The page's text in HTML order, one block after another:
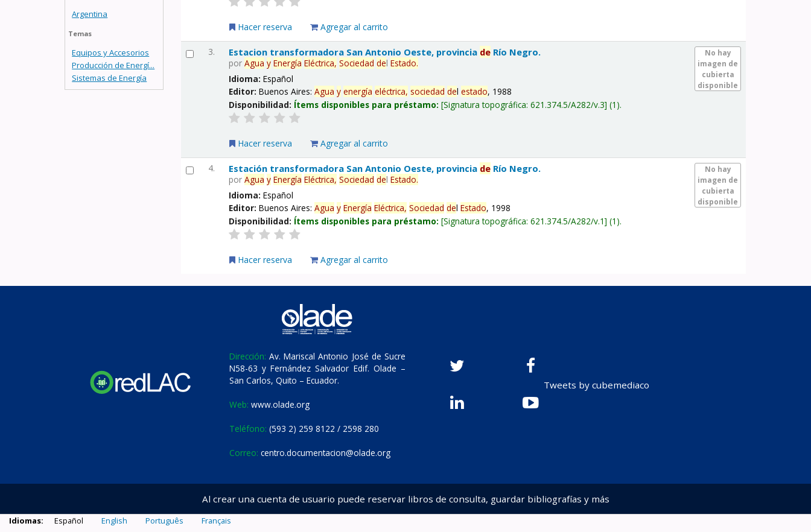
Argentina
Temas
Equipos y Accesorios
Producción de Energí...
Sistemas de Energía
Hacer reserva Agregar al carrito
3.
No hay
imagen de
cubierta
disponible
Estacion transformadora San Antonio Oeste, provincia de Río Negro.
porAgua y Energía Eléctrica, Sociedad delEstado.
Idioma:Español
Editor:Buenos Aires:Agua y energía eléctrica, sociedad delestado, 1988
Disponibilidad: Ítems disponibles para préstamo: Signatura topográfica:621.374.5/A282/v.3 (1).
Hacer reserva Agregar al carrito
4.
No hay
imagen de
cubierta
disponible
Estación transformadora San Antonio Oeste, provincia de Río Negro.
porAgua y Energía Eléctrica, Sociedad delEstado.
Idioma:Español
Editor:Buenos Aires:Agua y Energía Eléctrica, Sociedad delEstado, 1998
Disponibilidad: Ítems disponibles para préstamo: Signatura topográfica:621.374.5/A282/v.1 (1).
Hacer reserva Agregar al carrito
Dirección: Av. Mariscal Antonio José de Sucre
N58-63 y Fernández Salvador Edif. Olade –
San Carlos, Quito – Ecuador.
Web: www.olade.org
Teléfono: (593 2) 259 8122 / 2598 280
Correo: centro.documentacion@olade.org
Tweets by cubemediaco
Al crear una cuenta de usuario puede reservar libros de consulta, guardar bibliografías y más
Idiomas: Español English Português Français